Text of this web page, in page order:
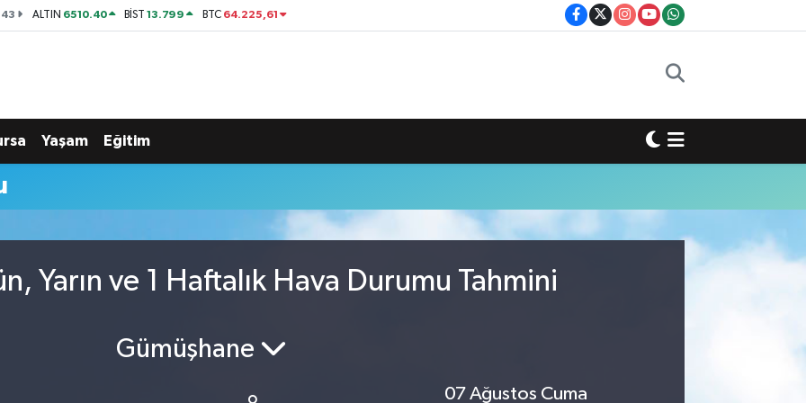
ALTIN 6510.40 BİST13.799 BTC 64.225,61
Yaşam Eğitim
Yarın ve 1 Haftalık Hava Durumu Tahmini
Gümüşhane
07 Ağustos Cuma